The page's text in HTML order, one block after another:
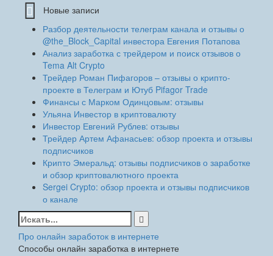
Новые записи
Разбор деятельности телеграм канала и отзывы о
@the_Block_Capital инвестора Евгения Потапова
Анализ заработка с трейдером и поиск отзывов о
Tema Alt Crypto
Трейдер Роман Пифагоров – отзывы о крипто-
проекте в Телеграм и Ютуб Pifagor Trade
Финансы с Марком Одинцовым: отзывы
Ульяна Инвестор в криптовалюту
Инвестор Евгений Рублев: отзывы
Трейдер Артем Афанасьев: обзор проекта и отзывы
подписчиков
Крипто Эмеральд: отзывы подписчиков о заработке
и обзор криптовалютного проекта
Sergei Crypto: обзор проекта и отзывы подписчиков
о канале
Найти:
Про онлайн заработок в интернете
Способы онлайн заработка в интернете